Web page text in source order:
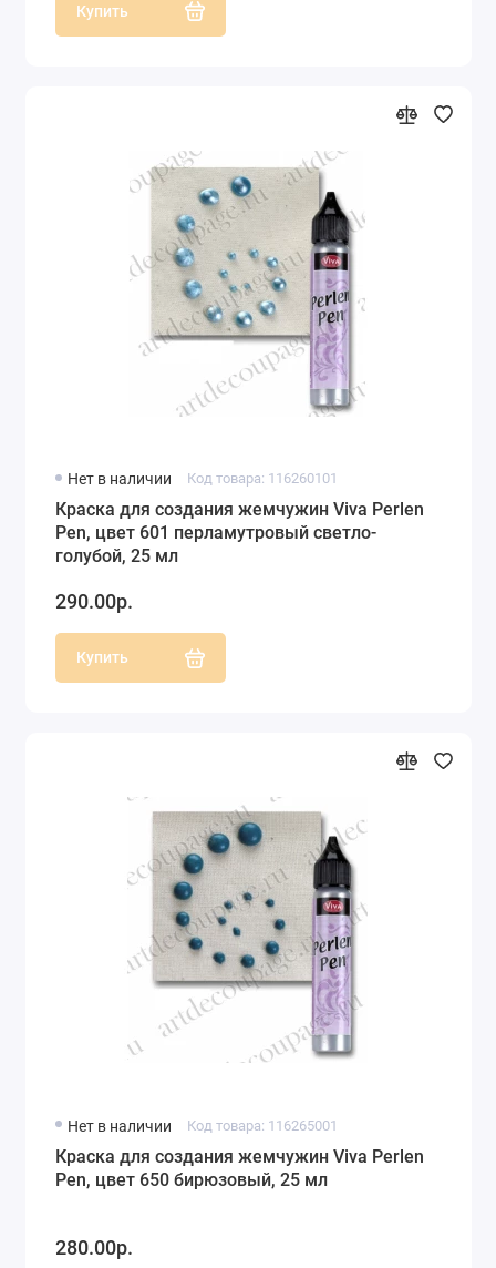
Купить
Нет в наличии Код товара: 116260101
Краска для создания жемчужин Viva Perlen
Pen, цвет 601 перламутровый светло-
голубой, 25 мл
290.00р.
Купить
Нет в наличии Код товара: 116265001
Краска для создания жемчужин Viva Perlen
Pen, цвет 650 бирюзовый, 25 мл
280.00р.